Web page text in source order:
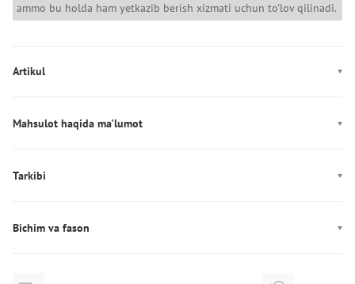
ammo bu holda ham yetkazib berish xizmati uchun to'lov qilinadi.
Artikul
Mahsulot haqida ma'lumot
Mahkamlagich: Tugmalar
Yoqa: tik yoqa
Tarkibi
Bichim va fason